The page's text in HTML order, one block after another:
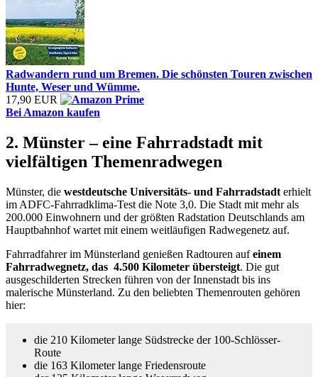
Radwandern rund um Bremen. Die schönsten Touren zwischen
Hunte, Weser und Wümme.
17,90 EUR
Bei Amazon kaufen
2. Münster – eine Fahrradstadt mit
vielfältigen Themenradwegen
Münster, die westdeutsche Universitäts- und Fahrradstadt erhielt
im ADFC-Fahrradklima-Test die Note 3,0. Die Stadt mit mehr als
200.000 Einwohnern und der größten Radstation Deutschlands am
Hauptbahnhof wartet mit einem weitläufigen Radwegenetz auf.
Fahrradfahrer im Münsterland genießen Radtouren aufeinem
Fahrradwegnetz, das 4.500 Kilometer übersteigt. Die gut
ausgeschilderten Strecken führen von der Innenstadt bis ins
malerische Münsterland. Zu den beliebten Themenrouten gehören
hier:
die 210 Kilometer lange Südstrecke der 100-Schlösser-
Route
die 163 Kilometer lange Friedensroute